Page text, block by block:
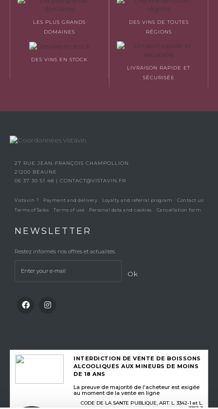
LES PLUS GRANDS
DOMAINES
DES VINS DE TOUTES
RÉGIONS
DES VINS EN STOCK
LIVRAISON RAPIDE ET
SÉCURISÉE
27 RUE JEAN-FRANÇOIS CHAMPOLLION
21200 BEAUNE
06 37 30 51 48 | CONTACT@VISTAVIN.FR
Vistavin ? Payment and delivery Loyalty and referral program
Contact us
Terms of Sales
Terms of use Personal data and cookies Cancellation form
NEWSLETTER
Restez informés nos offres et actualités
Ok
INTERDICTION DE VENTE DE BOISSONS
ALCOOLIQUES AUX MINEURS DE MOINS
DE 18 ANS
La preuve de majorité de l'acheteur est exigée
au moment de la vente en ligne
CODE DE LA SANTE PUBLIQUE, ART. L. 3342-1 et L.